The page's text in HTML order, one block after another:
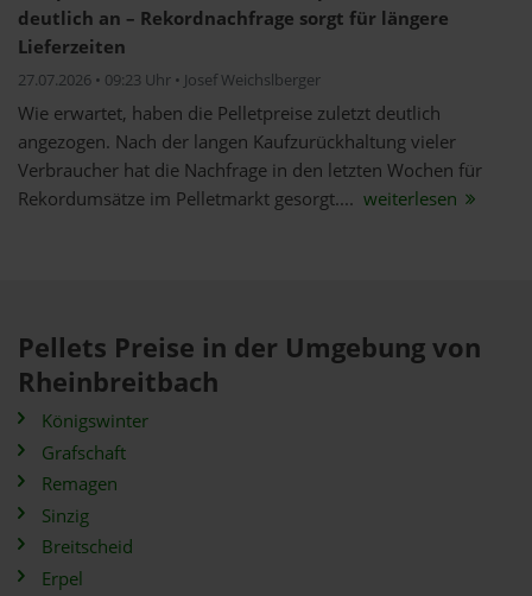
deutlich an – Rekordnachfrage sorgt für längere
Lieferzeiten
27.07.2026 • 09:23 Uhr • Josef Weichslberger
Wie erwartet, haben die Pelletpreise zuletzt deutlich
angezogen. Nach der langen Kaufzurückhaltung vieler
Verbraucher hat die Nachfrage in den letzten Wochen für
Rekordumsätze im Pelletmarkt gesorgt.... weiterlesen
Pellets Preise in der Umgebung von
Rheinbreitbach
Königswinter
Grafschaft
Remagen
Sinzig
Breitscheid
Erpel